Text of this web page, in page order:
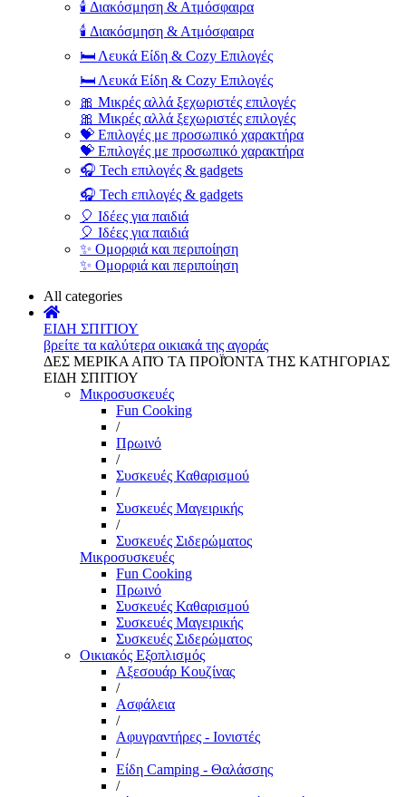
🕯️ Διακόσμηση & Ατμόσφαιρα
🕯️ Διακόσμηση & Ατμόσφαιρα
🛏️ Λευκά Είδη & Cozy Επιλογές
🛏️ Λευκά Είδη & Cozy Επιλογές
🎀 Μικρές αλλά ξεχωριστές επιλογές
🎀 Μικρές αλλά ξεχωριστές επιλογές
💝 Επιλογές με προσωπικό χαρακτήρα
💝 Επιλογές με προσωπικό χαρακτήρα
🎧 Tech επιλογές & gadgets
🎧 Tech επιλογές & gadgets
🎈 Ιδέες για παιδιά
🎈 Ιδέες για παιδιά
✨ Ομορφιά και περιποίηση
✨ Ομορφιά και περιποίηση
All categories
ΕΙΔΗ ΣΠΙΤΙΟΥ
βρείτε τα καλύτερα οικιακά της αγοράς
ΔΕΣ ΜΕΡΙΚΑ ΑΠΌ ΤΑ ΠΡΟΪΌΝΤΑ ΤΗΣ ΚΑΤΗΓΟΡΙΑΣ
ΕΙΔΗ ΣΠΙΤΙΟΥ
Μικροσυσκευές
Fun Cooking
/
Πρωινό
/
Συσκευές Καθαρισμού
/
Συσκευές Μαγειρικής
/
Συσκευές Σιδερώματος
Μικροσυσκευές
Fun Cooking
Πρωινό
Συσκευές Καθαρισμού
Συσκευές Μαγειρικής
Συσκευές Σιδερώματος
Οικιακός Εξοπλισμός
Αξεσουάρ Κουζίνας
/
Ασφάλεια
/
Αφυγραντήρες - Ιονιστές
/
Είδη Camping - Θαλάσσης
/